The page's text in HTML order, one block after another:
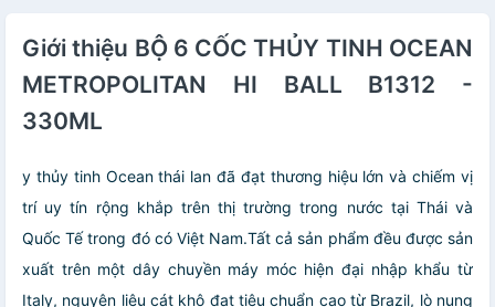
Giới thiệu BỘ 6 CỐC THỦY TINH OCEAN
METROPOLITAN HI BALL B1312 -
330ML
y thủy tinh Ocean thái lan đã đạt thương hiệu lớn và chiếm vị
trí uy tín rộng khắp trên thị trường trong nước tại Thái và
Quốc Tế trong đó có Việt Nam.Tất cả sản phẩm đều được sản
xuất trên một dây chuyền máy móc hiện đại nhập khẩu từ
Italy, nguyên liệu cát khô đạt tiêu chuẩn cao từ Brazil, lò nung